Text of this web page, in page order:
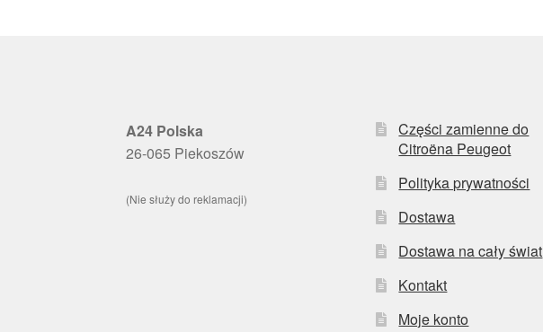
A24 Polska
26-065 Piekoszów
(Nie służy do reklamacji)
Części zamienne do
Citroëna Peugeot
Polityka prywatności
Dostawa
Dostawa na cały świat
Kontakt
Moje konto